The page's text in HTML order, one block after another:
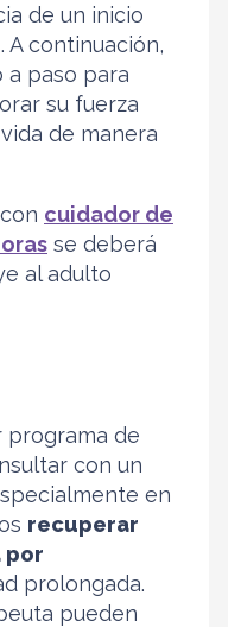
de un inicio
A continuación,
a paso para
su fuerza
de manera
cuidador de
se deberá
al adulto
programa de
con un
en
recuperar
por
prolongada.
pueden